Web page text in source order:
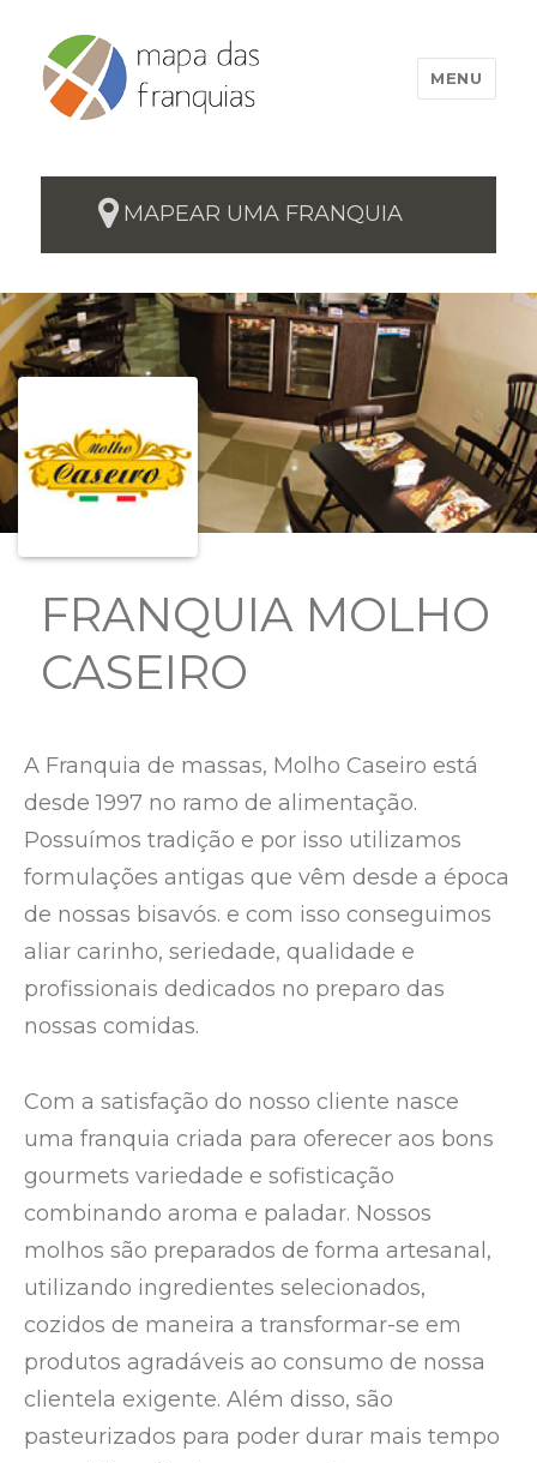
MENU
MAPEAR UMA FRANQUIA
FRANQUIA MOLHO
CASEIRO
A Franquia de massas, Molho Caseiro está
desde 1997 no ramo de alimentação.
Possuímos tradição e por isso utilizamos
formulações antigas que vêm desde a época
de nossas bisavós. e com isso conseguimos
aliar carinho, seriedade, qualidade e
profissionais dedicados no preparo das
nossas comidas.
Com a satisfação do nosso cliente nasce
uma franquia criada para oferecer aos bons
gourmets variedade e sofisticação
combinando aroma e paladar. Nossos
molhos são preparados de forma artesanal,
utilizando ingredientes selecionados,
cozidos de maneira a transformar-se em
produtos agradáveis ao consumo de nossa
clientela exigente. Além disso, são
pasteurizados para poder durar mais tempo